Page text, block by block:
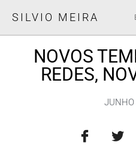
SILVIO MEIRA
NOVOS
REDES,
JUNHO